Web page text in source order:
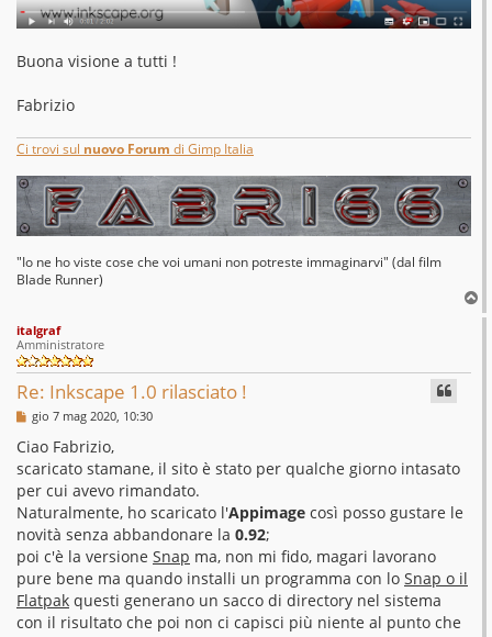
Buona visione a tutti !
Fabrizio
Ci trovi sul nuovo Forum di Gimp Italia
"Io ne ho viste cose che voi umani non potreste immaginarvi" (dal film
Blade Runner)
o
italgraf
Amministratore
Re: Inkscape 1.0 rilasciato !
M
e
s
s
a
g
g
i
o
gio 7 mag 2020, 10:30
Ciao Fabrizio,
scaricato stamane, il sito è stato per qualche giorno intasato
per cui avevo rimandato.
Naturalmente, ho scaricato l'Appimage così posso gustare le
novità senza abbandonare la 0.92;
poi c'è la versione Snap ma, non mi fido, magari lavorano
pure bene ma quando installi un programma con lo Snap o il
Flatpak questi generano un sacco di directory nel sistema
con il risultato che poi non ci capisci più niente al punto che